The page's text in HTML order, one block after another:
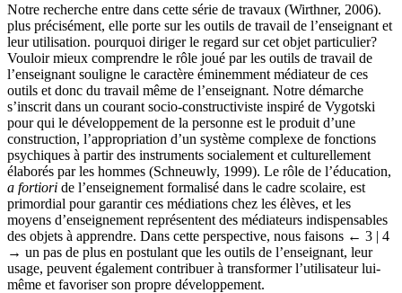
Notre recherche entre dans cette série de travaux (Wirthner, 2006).
plus précisément, elle porte sur les outils de travail de l’enseignant et
leur utilisation. pourquoi diriger le regard sur cet objet particulier?
Vouloir mieux comprendre le rôle joué par les outils de travail de
l’enseignant souligne le caractère éminemment médiateur de ces
outils et donc du travail même de l’enseignant. Notre démarche
s’inscrit dans un courant socio-constructiviste inspiré de Vygotski
pour qui le développement de la personne est le produit d’une
construction, l’appropriation d’un système complexe de fonctions
psychiques à partir des instruments socialement et culturellement
élaborés par les hommes (Schneuwly, 1999). Le rôle de l’éducation,
a fortiori de l’enseignement formalisé dans le cadre scolaire, est
primordial pour garantir ces médiations chez les élèves, et les
moyens d’enseignement représentent des médiateurs indispensables
des objets à apprendre. Dans cette perspective, nous faisons ← 3 | 4
→ un pas de plus en postulant que les outils de l’enseignant, leur
usage, peuvent également contribuer à transformer l’utilisateur lui-
même et favoriser son propre développement.